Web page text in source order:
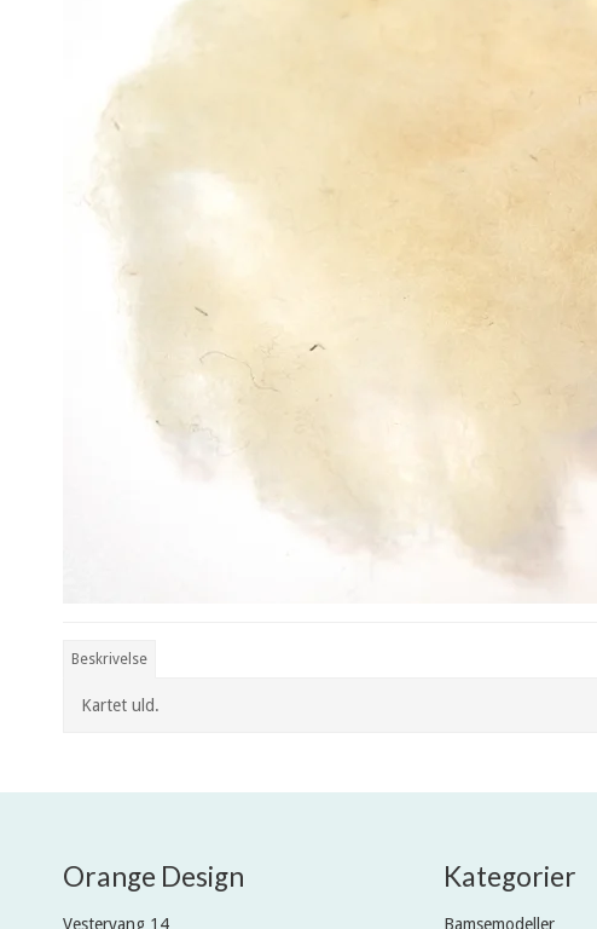
Beskrivelse
Kartet uld.
Orange Design
Vestervang 14
Kategorier
Bamsemodeller